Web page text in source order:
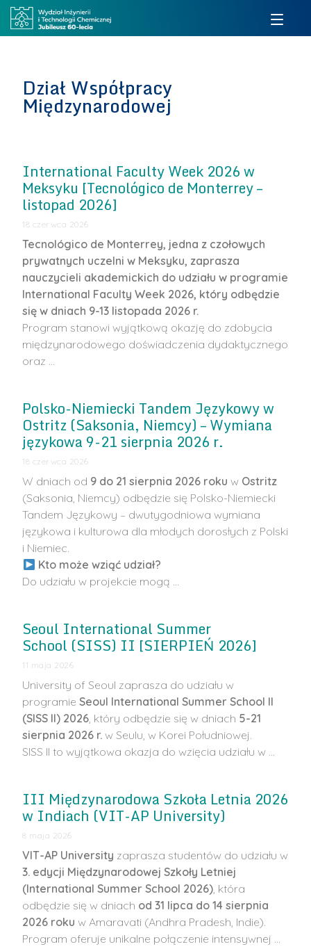
Dział Współpracy
Międzynarodowej
International Faculty Week 2026 w
Meksyku [Tecnológico de Monterrey –
listopad 2026]
18 czerwca 2026
Tecnológico de Monterrey, jedna z czołowych
prywatnych uczelni w Meksyku, zaprasza
nauczycieli akademickich do udziału w programie
International Faculty Week 2026, który odbędzie
się w dniach 9-13 listopada 2026 r.
Program stanowi wyjątkową okazję do zdobycia
międzynarodowego doświadczenia dydaktycznego
oraz …
Polsko-Niemiecki Tandem Językowy w
Ostritz (Saksonia, Niemcy) – Wymiana
językowa 9-21 sierpnia 2026 r.
18 czerwca 2026
W dniach od 9 do 21 sierpnia 2026 roku w Ostritz
(Saksonia, Niemcy) odbędzie się Polsko-Niemiecki
Tandem Językowy – dwutygodniowa wymiana
językowa i kulturowa dla młodych dorosłych z Polski
i Niemiec.
Kto może wziąć udział?
Do udziału w projekcie mogą …
Seoul International Summer
School (SISS) II [SIERPIEŃ 2026]
11 maja 2026
University of Seoul zaprasza do udziału w
programieSeoul International Summer School II
(SISS II) 2026, który odbędzie się w dniach 5-21
sierpnia 2026 r. w Seulu, w Korei Południowej.
SISS II to wyjątkowa okazja do wzięcia udziału w …
III Międzynarodowa Szkoła Letnia 2026
w Indiach (VIT-AP University)
8 maja 2026
VIT-AP University zaprasza studentów do udziału w
3. edycji Międzynarodowej Szkoły Letniej
(International Summer School 2026), która
odbędzie się w dniach od 31 lipca do 14 sierpnia
2026 roku w Amaravati (Andhra Pradesh, Indie).
Program oferuje unikalne połączenie intensywnej …